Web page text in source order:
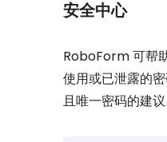
安全中心
RoboForm 可帮
使用或已泄露的
且唯一密码的建议